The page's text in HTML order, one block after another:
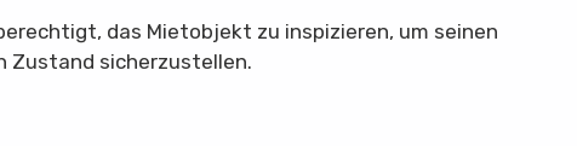
das Mietobjekt zu inspizieren, um seinen
Zustand sicherzustellen.